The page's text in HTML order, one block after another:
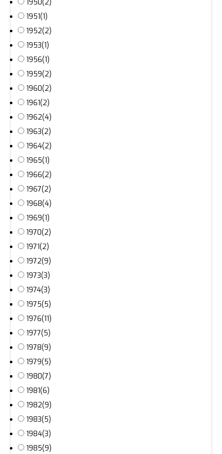
1950(2)
1951(1)
1952(2)
1953(1)
1956(1)
1959(2)
1960(2)
1961(2)
1962(4)
1963(2)
1964(2)
1965(1)
1966(2)
1967(2)
1968(4)
1969(1)
1970(2)
1971(2)
1972(9)
1973(3)
1974(3)
1975(5)
1976(11)
1977(5)
1978(9)
1979(5)
1980(7)
1981(6)
1982(9)
1983(5)
1984(3)
1985(9)